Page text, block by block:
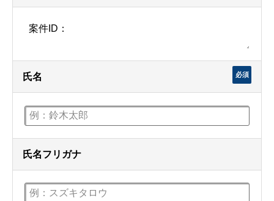
氏名 必須
氏名フリガナ